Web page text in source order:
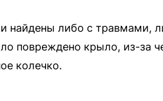
найдены либо с травмами,
повреждено крыло, из-за
колечко.